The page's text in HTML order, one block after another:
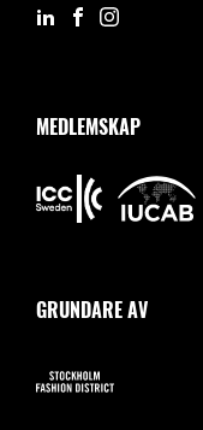
MEDLEMSKAP
GRUNDARE AV